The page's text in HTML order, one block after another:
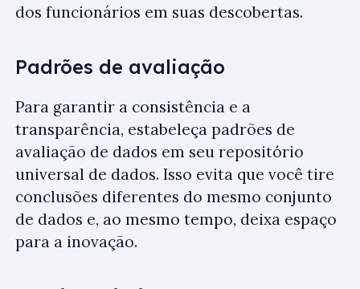
dos funcionários em suas descobertas.
Padrões de avaliação
Para garantir a consistência e a
transparência, estabeleça padrões de
avaliação de dados em seu repositório
universal de dados. Isso evita que você tire
conclusões diferentes do mesmo conjunto
de dados e, ao mesmo tempo, deixa espaço
para a inovação.